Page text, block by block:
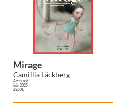
Mirage
Camillia Läckberg
Actes sud
juin 2025
23,50€